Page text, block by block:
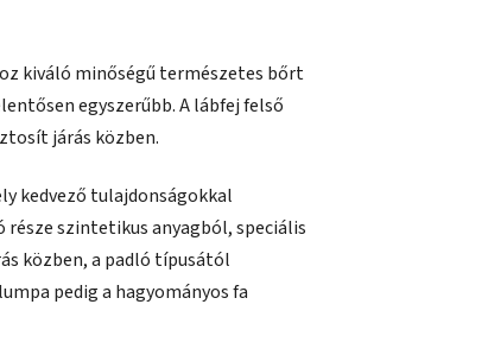
kiváló minőségű természetes bőrt
egyszerűbb. A lábfej felső
járás közben.
kedvező tulajdonságokkal
szintetikus anyagból, speciális
közben, a padló típusától
pedig a hagyományos fa